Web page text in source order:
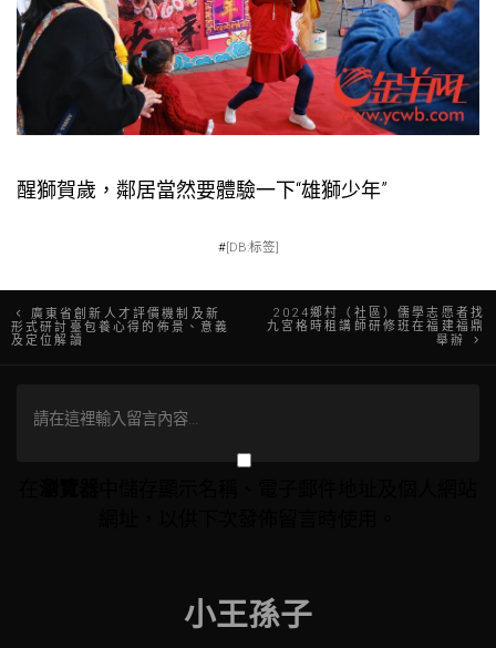
醒獅賀歲，鄰居當然要體驗一下“雄獅少年”
#[DB:标签]
文
章
導
廣東省創新人才評價機制及新
形式研討臺包養心得的佈景、意義
及定位解讀
2024鄉村（社區）儒學志愿者找
九宮格時租講師研修班在福建福鼎
舉辦
小王孫子